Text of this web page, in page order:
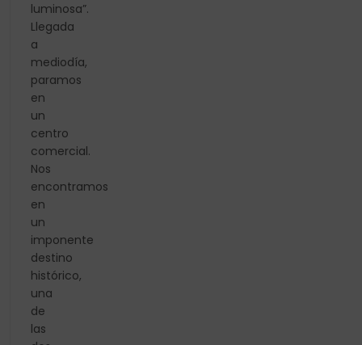
luminosa”.
Llegada
a
mediodía,
paramos
en
un
centro
comercial.
Nos
encontramos
en
un
imponente
destino
histórico,
una
de
las